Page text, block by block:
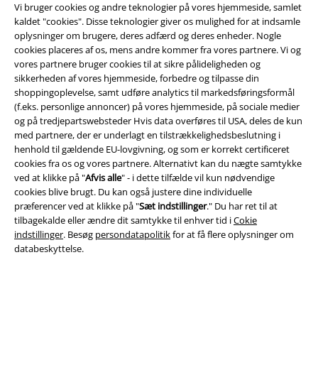
Vi bruger cookies og andre teknologier på vores hjemmeside, samlet
kaldet "cookies". Disse teknologier giver os mulighed for at indsamle
oplysninger om brugere, deres adfærd og deres enheder. Nogle
cookies placeres af os, mens andre kommer fra vores partnere. Vi og
vores partnere bruger cookies til at sikre pålideligheden og
sikkerheden af ​​vores hjemmeside, forbedre og tilpasse din
shoppingoplevelse, samt udføre analytics til markedsføringsformål
(f.eks. personlige annoncer) på vores hjemmeside, på sociale medier
og på tredjepartswebsteder Hvis data overføres til USA, deles de kun
med partnere, der er underlagt en tilstrækkelighedsbeslutning i
henhold til gældende EU-lovgivning, og som er korrekt certificeret
cookies fra os og vores partnere. Alternativt kan du nægte samtykke
ved at klikke på "Afvis alle" - i dette tilfælde vil kun nødvendige
cookies blive brugt. Du kan også justere dine individuelle
præferencer ved at klikke på "Sæt indstillinger." Du har ret til at
tilbagekalde eller ændre dit samtykke til enhver tid iCokie
indstillinger. Besøg persondatapolitikfor at få flere oplysninger om
databeskyttelse.
kr 349.95
Viana Kvindekjole
Alchemy
England
Kort kjole
%
kr 309.95
Parisa Dress Heartless
Kort
kjole